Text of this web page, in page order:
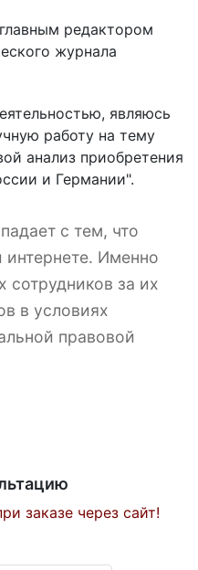
редактором
журнала
являюсь
работу на тему
анализ приобретения
и Германии".
с тем, что
интернете. Именно
за их
в условиях
правовой
заказе через сайт!